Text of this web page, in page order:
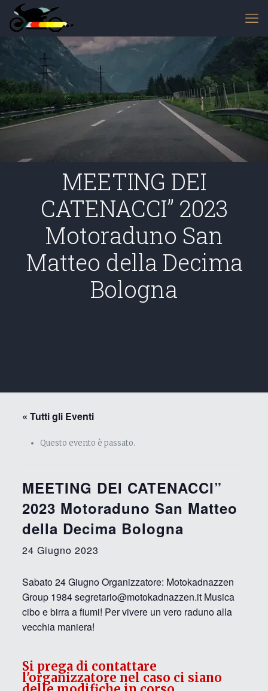
MEETING DEI
CATENACCI” 2023
Motoraduno San
Matteo della Decima
Bologna
« Tutti gli Eventi
Questo evento è passato.
MEETING DEI CATENACCI”
2023 Motoraduno San Matteo
della Decima Bologna
24 Giugno 2023
Sabato 24 Giugno Organizzatore: Motokadnazzen
Group 1984 segretario@motokadnazzen.it Musica
cibo e birra a fiumi! Per vivere un vero raduno alla
vecchia maniera!
Si prega di contattare
l'organizzatore nel caso ci siano